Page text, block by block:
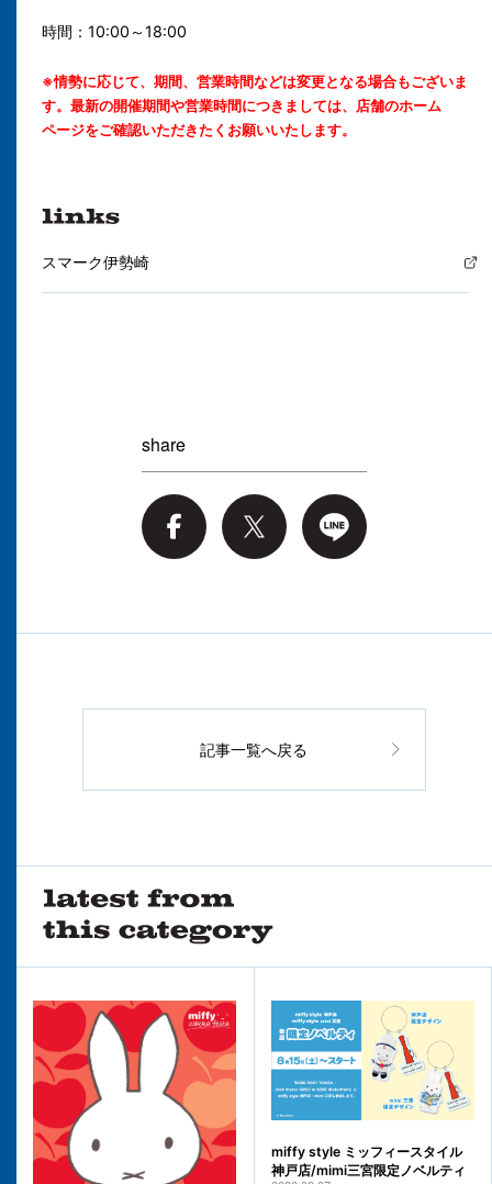
時間：10:00～18:00
※情勢に応じて、期間、営業時間などは変更となる場合もございま
す。最新の開催期間や営業時間につきましては、店舗のホーム
ページをご確認いただきたくお願いいたします。
スマーク伊勢崎
share
記事一覧へ戻る
miffy style ミッフィースタイル
神戸店/mimi三宮限定ノベルティ